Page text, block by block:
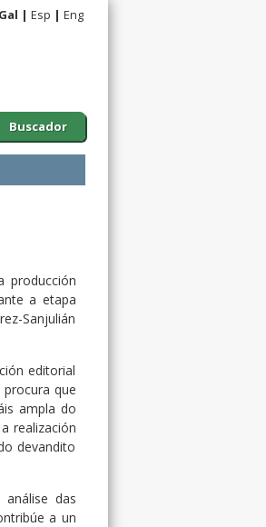
Buscador
Gal Esp Eng
producción
a etapa
Sanjulián
editorial
que
ampla do
realización
devandito
das
a un